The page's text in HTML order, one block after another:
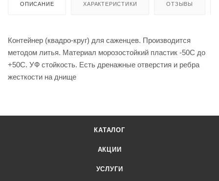
ОПИСАНИЕ ХАРАКТЕРИСТИКИ ОТЗЫВЫ
Контейнер (квадро-круг) для саженцев. Производится
методом литья. Материал морозостойкий пластик -50С до
+50С. УФ стойкость. Есть дренажные отверстия и ребра
жесткости на днище
КАТАЛОГ
АКЦИИ
УСЛУГИ